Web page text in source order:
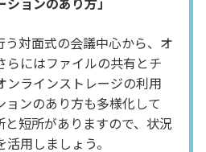
う対面式の会議中心から、オ
らにはファイルの共有とチ
ンラインストレージの利用
ョンのあり方も多様化して
と短所がありますので、状況
用しましょう。